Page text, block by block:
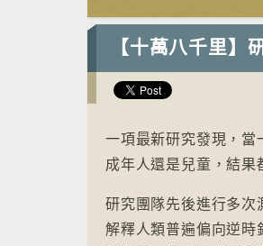
【十萬八千里】
一項最新研究發現，當
成年人還是兒童，結果
研究團隊先後進行多次
解釋人類普遍偏向逆時